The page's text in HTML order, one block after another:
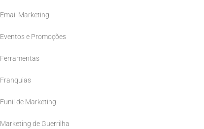
Email Marketing
Eventos e Promoções
Ferramentas
Franquias
Funil de Marketing
Marketing de Guerrilha